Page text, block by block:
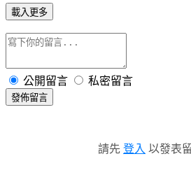
載入更多
公開留言 私密留言
發佈留言
請先 登入 以發表